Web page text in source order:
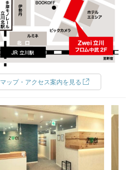
マップ・アクセス案内を見る